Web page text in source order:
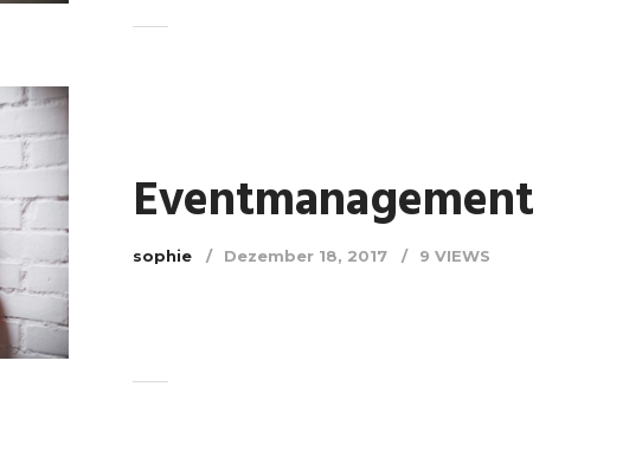
Eventmanagement
sophie Dezember 18, 2017 9 VIEWS